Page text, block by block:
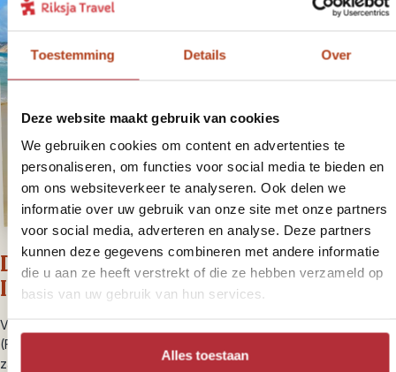
Toestemming Details Over
Deze website maakt gebruik van cookies
We gebruiken cookies om content en advertenties te
personaliseren, om functies voor social media te bieden en
om ons websiteverkeer te analyseren. Ook delen we
informatie over uw gebruik van onze site met onze partners
voor social media, adverteren en analyse. Deze partners
kunnen deze gegevens combineren met andere informatie
die u aan ze heeft verstrekt of die ze hebben verzameld op
basis van uw gebruik van hun services.
Alles toestaan
Dag 10 dagexcursie K’Gari (Fraser
Island)
Vandaag ontdek je het grootste zandeiland ter wereld – K’Gari
(Fraser Island). Het eiland, gevormd over 800.000 jaar door lagen
zand, draagt tegenwoordig het gewicht van het 120 kilometer lange